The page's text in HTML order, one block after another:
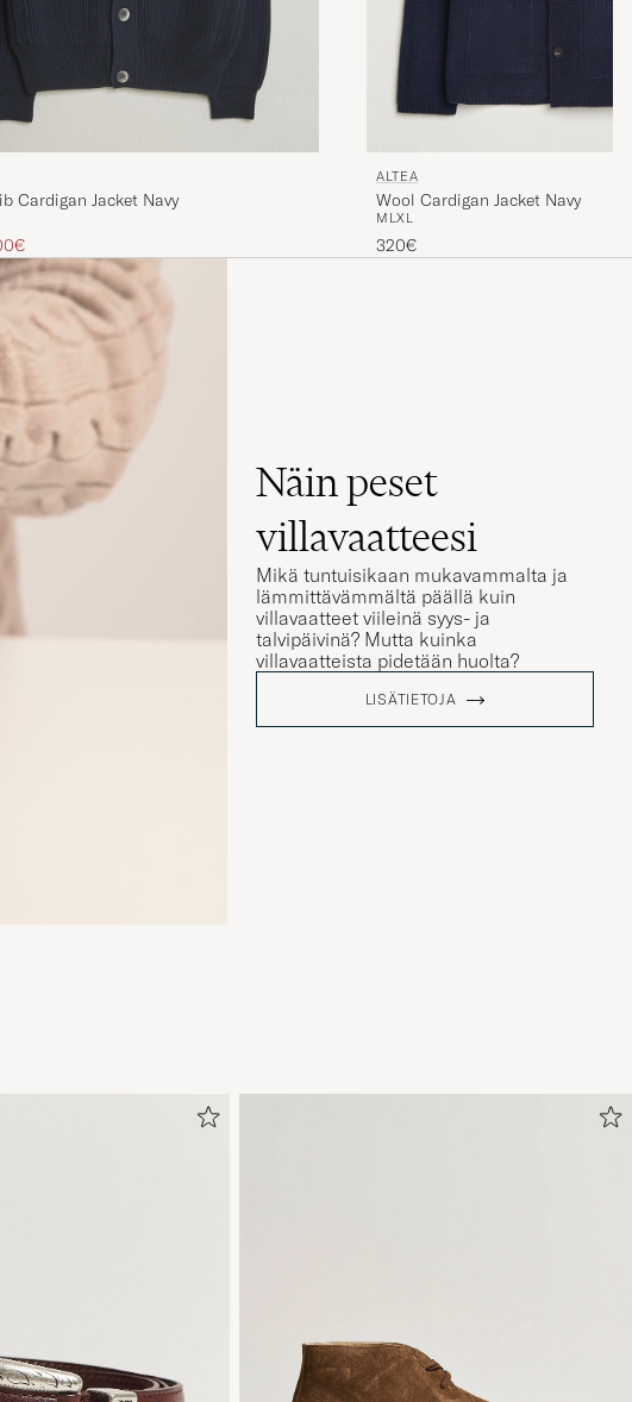
Cardigan Jacket Navy
hinta hinta
ALTEA
Wool Cardigan Jacket Navy
M LXL
320€
Näin peset
villavaatteesi
Mikä tuntuisikaan mukavammalta ja
lämmittävämmältä päällä kuin
villavaatteet viileinä syys- ja
talvipäivinä? Mutta kuinka
villavaatteista pidetään huolta?
LISÄTIETOJA